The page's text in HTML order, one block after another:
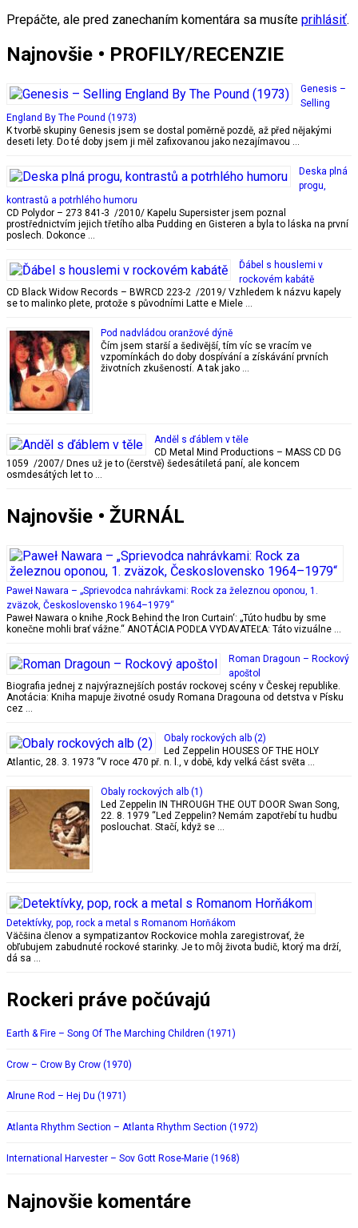
Prepáčte, ale pred zanechaním komentára sa musíte prihlásiť.
Najnovšie • PROFILY/RECENZIE
Genesis –
Selling
England By The Pound (1973)
K tvorbě skupiny Genesis jsem se dostal poměrně pozdě, až před nějakými
deseti lety. Do té doby jsem ji měl zafixovanou jako nezajímavou …
Deska plná
progu,
kontrastů a potrhlého humoru
CD Polydor – 273 841-3 /2010/ Kapelu Supersister jsem poznal
prostřednictvím jejich třetího alba Pudding en Gisteren a byla to láska na první
poslech. Dokonce …
Ďábel s houslemi v
rockovém kabátě
CD Black Widow Records – BWRCD 223-2 /2019/ Vzhledem k názvu kapely
se to malinko plete, protože s původními Latte e Miele …
Pod nadvládou oranžové dýně
Čím jsem starší a šedivější, tím víc se vracím ve
vzpomínkách do doby dospívání a získávání prvních
životních zkušeností. A tak jako …
Anděl s ďáblem v těle
CD Metal Mind Productions – MASS CD DG
1059 /2007/ Dnes už je to (čerstvě) šedesátiletá paní, ale koncem
osmdesátých let to …
Najnovšie • ŽURNÁL
Paweł Nawara – „Sprievodca nahrávkami: Rock za železnou oponou, 1.
zväzok, Československo 1964–1979“
Paweł Nawara o knihe ‚Rock Behind the Iron Curtain‘: „Túto hudbu by sme
konečne mohli brať vážne.“ ANOTÁCIA PODĽA VYDAVATEĽA: Táto vizuálne …
Roman Dragoun – Rockový
apoštol
Biografia jednej z najvýraznejších postáv rockovej scény v Českej republike.
Anotácia: Kniha mapuje životné osudy Romana Dragouna od detstva v Písku
cez …
Obaly rockových alb (2)
Led Zeppelin HOUSES OF THE HOLY
Atlantic, 28. 3. 1973 “V roce 470 př. n. l., v době, kdy velká část světa …
Obaly rockových alb (1)
Led Zeppelin IN THROUGH THE OUT DOOR Swan Song,
22. 8. 1979 “Led Zeppelin? Nemám zapotřebí tu hudbu
poslouchat. Stačí, když se …
Detektívky, pop, rock a metal s Romanom Horňákom
Väčšina členov a sympatizantov Rockovice mohla zaregistrovať, že
obľubujem zabudnuté rockové starinky. Je to môj života budič, ktorý ma drží,
dá sa …
Rockeri práve počúvajú
Earth & Fire – Song Of The Marching Children (1971)
Crow – Crow By Crow (1970)
Alrune Rod – Hej Du (1971)
Atlanta Rhythm Section – Atlanta Rhythm Section (1972)
International Harvester – Sov Gott Rose-Marie (1968)
Najnovšie komentáre